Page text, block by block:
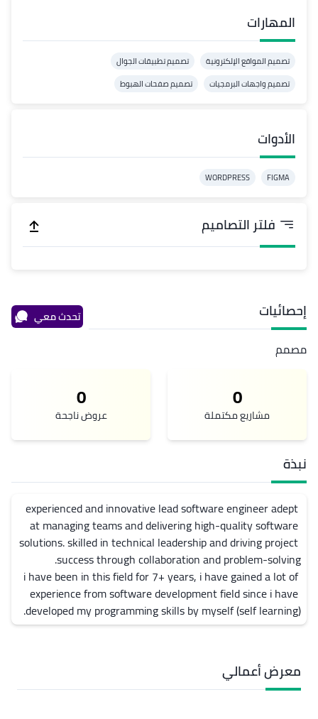
المهارات
تصميم المواقع الإلكترونية
تصميم تطبيقات الجوال
تصميم واجهات البرمجيات
تصميم صفحات الهبوط
الأدوات
FIGMA
WORDPRESS
فلتر التصاميم
إحصائيات تحدث معي
مصمم
0
مشاريع مكتملة
0
عروض ناجحة
نبذة
experienced and innovative lead software engineer adept
at managing teams and delivering high-quality software
solutions. skilled in technical leadership and driving project
i have been in this field for 7+ years, i have gained a lot of
experience from software development field since i have
developed my programming skills by myself (self learning).
معرض أعمالي